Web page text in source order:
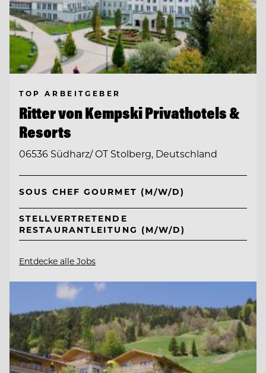
TOP ARBEITGEBER
Ritter von Kempski Privathotels &
Resorts
06536 Südharz/ OT Stolberg, Deutschland
SOUS CHEF GOURMET (M/W/D)
STELLVERTRETENDE
RESTAURANTLEITUNG (M/W/D)
Entdecke alle Jobs